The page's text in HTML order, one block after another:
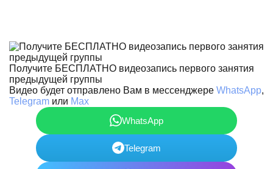
Получите БЕСПЛАТНО видеозапись первого занятия
предыдущей группы
Видео будет отправлено Вам в мессенджере WhatsApp,
Telegram или Max
WhatsApp
Telegram